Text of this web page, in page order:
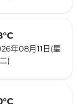
年08月11日(星
)